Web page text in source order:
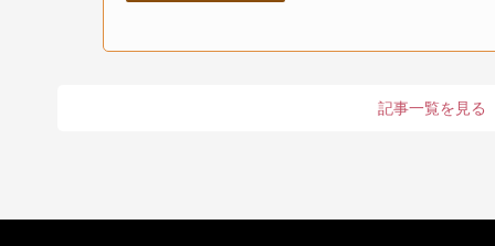
記事一覧を見る